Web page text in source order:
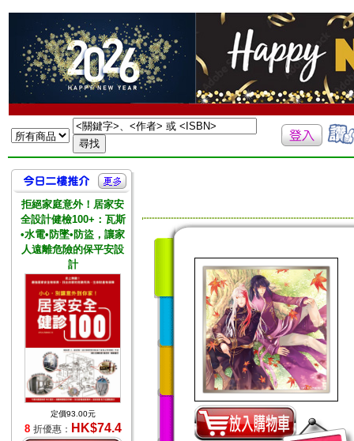
拒絕家庭意外！居家安
全設計健檢100+：瓦斯
•水電•防墜•防盜，讓家
人遠離危險的保平安設
計
定價93.00元
8 折優惠： HK$74.4